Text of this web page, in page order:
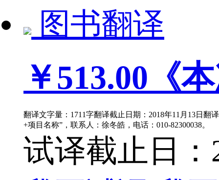
图书翻译
￥513.00 《
翻译文字量：1711字翻译截止日期：2018年11月13日翻
+项目名称”，联系人：徐冬皓，电话：010-82300038。
试译截止日：